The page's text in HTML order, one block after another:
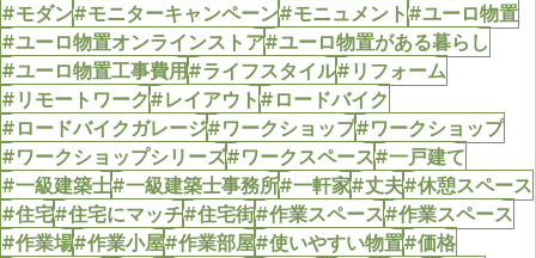
#モダン#モニターキャンペーン#モニュメント#ユーロ物置
#ユーロ物置オンラインストア#ユーロ物置がある暮らし
#ユーロ物置工事費用#ライフスタイル#リフォーム
#リモートワーク#レイアウト#ロードバイク
#ロードバイクガレージ#ワークショップ#ワークショップ
#ワークショップシリーズ#ワークスペース#一戸建て
#一級建築士#一級建築士事務所#一軒家#丈夫#休憩スペース
#住宅#住宅にマッチ#住宅街#作業スペース#作業スペース
#作業場#作業小屋#作業部屋#使いやすい物置#価格